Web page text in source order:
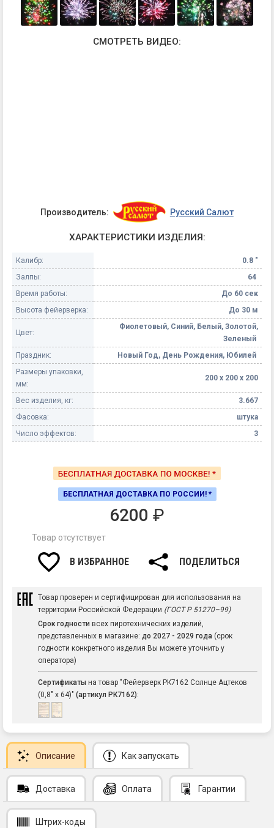
СМОТРЕТЬ ВИДЕО:
Производитель: Русский Салют
ХАРАКТЕРИСТИКИ ИЗДЕЛИЯ:
Калибр:
0.8 "
Залпы:
64
Время работы:
До 60 сек
Высота фейерверка:
До 30 м
Цвет:
Фиолетовый, Синий, Белый, Золотой,
Зеленый
Праздник:
Новый Год, День Рождения, Юбилей
Размеры упаковки,
мм:
200 х 200 х 200
Вес изделия, кг:
3.667
Фасовка:
штука
Число эффектов:
3
БЕСПЛАТНАЯ ДОСТАВКА ПО РОССИИ! *
6200 ₽
Товар отсутствует
В ИЗБРАННОЕ ПОДЕЛИТЬСЯ
Товар проверен и сертифицирован для использования на
территории Российской Федерации (ГОСТ Р 51270–99)
Срок годности всех пиротехнических изделий,
представленных в магазине: до 2027 - 2029 года (срок
годности конкретного изделия Вы можете уточнить у
оператора)
Сертификаты на товар "Фейерверк РК7162 Солнце Ацтеков
(0,8" х 64)" (артикул РК7162):
Описание Как запускать
Доставка Оплата Гарантии
Штрих-коды